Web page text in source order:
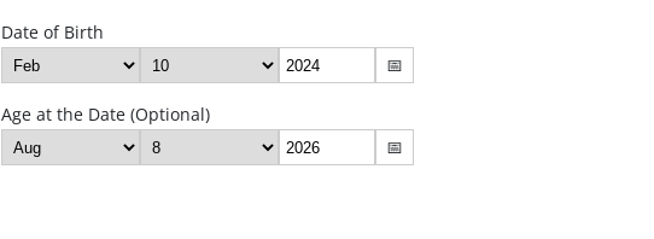
Date of Birth
📅
Age at the Date (Optional)
📅